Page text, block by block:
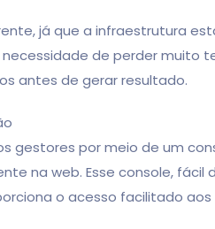
já que a infraestrutura
de perder muito
antes de gerar resultado.
gestores por meio de um
na web. Esse console, fácil
o acesso facilitado